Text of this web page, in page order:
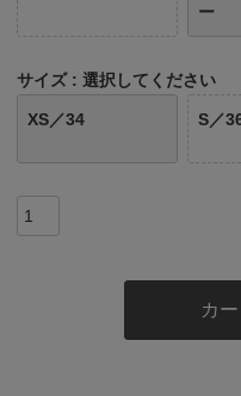
ー
サイズ 選択してください
XS／34 S／
カ